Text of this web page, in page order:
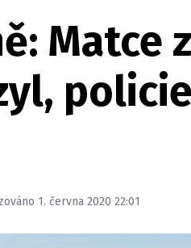
Matce
1. června 2020 22:01